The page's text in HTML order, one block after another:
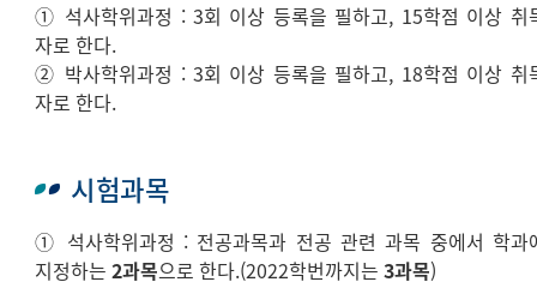
① 석사학위과정 : 3회 이상 등록을 필하고, 15학점 이상 취
자로 한다.
② 박사학위과정 : 3회 이상 등록을 필하고, 18학점 이상 취
자로 한다.
시험과목
① 석사학위과정 : 전공과목과 전공 관련 과목 중에서 학과
지정하는 2과목으로 한다.(2022학번까지는 3과목)